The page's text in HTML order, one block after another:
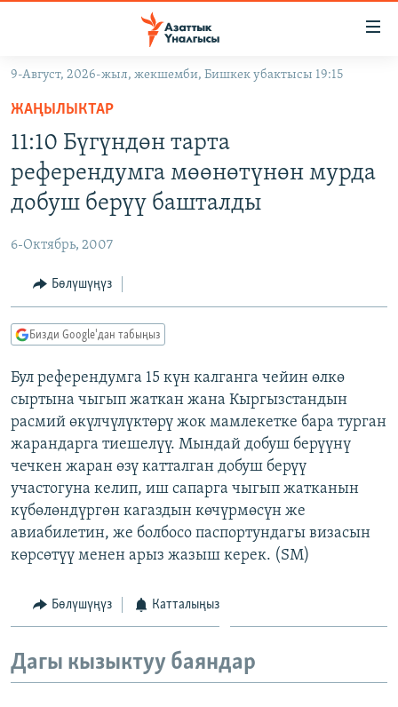
Навигацияга
өтүңүз
салыңызКЫРГЫЗСТАН
САЯСАТ
МАДАНИЯТ
ДҮЙНӨ
ДҮЙНӨ
УКРАИНА
ТВ ПРОГРАММАЛАР
БҮГҮН АЗАТТЫКТА
ДАНИСТЕ
ЭЖЕ-СИҢДИЛЕР
АЗАТТЫК+
ЫҢГАЙСЫЗ СУРООЛОР
ПОДКАСТ
Русский
ОНЛАЙН ШЕРИНЕ
ЭЕ/АРнун бардык сайттары
9-Август, 2026-жыл, жекшемби, Бишкек убактысы 19:15
ЖАҢЫЛЫКТАР
11:10 Бүгүндөн тарта
референдумга мөөнөтүнөн мурда
добуш берүү башталды
6-Октябрь, 2007
Бөлүшүңүз
Бизди Google'дан табыңыз
Бул референдумга 15 күн калганга чейин өлкө
сыртына чыгып жаткан жана Кыргызстандын
расмий өкүлчүлүктөрү жок мамлекетке бара турган
жарандарга тиешелүү. Мындай добуш берүүнү
чечкен жаран өзү катталган добуш берүү
участогуна келип, иш сапарга чыгып жатканын
күбөлөндүргөн кагаздын көчүрмөсүн же
авиабилетин, же болбосо паспортундагы визасын
көрсөтүү менен арыз жазыш керек. (SM)
Бөлүшүңүз Катталыңыз
Дагы кызыктуу баяндар